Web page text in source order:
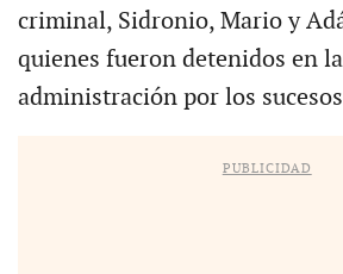
criminal, Sidronio, Mario y
quienes fueron detenidos en
administración por los
PUBLICIDAD